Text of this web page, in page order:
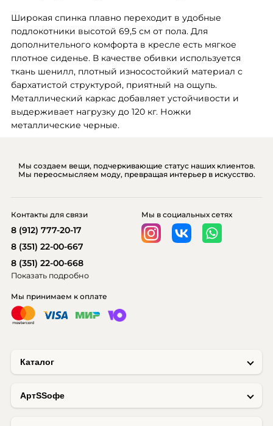
Широкая спинка плавно переходит в удобные
подлокотники высотой 69,5 см от пола. Для
дополнительного комфорта в кресле есть мягкое
плотное сиденье. В качестве обивки используется
ткань шенилл, плотный износостойкий материал с
бархатистой структурой, приятный на ощупь.
Металлический каркас добавляет устойчивости и
выдерживает нагрузку до 120 кг. Ножки
металлические черные.
Мы создаем вещи, подчеркивающие статус наших клиентов.
Мы переосмысляем моду, превращая интерьер в искусство.
Каталог
AртSSофе
Мы принимаем к оплате
Мы в социальных сетях
Контакты для связи
8 (912) 777-20-17
8 (351) 22-00-667
8 (351) 22-00-668
Показать подробно